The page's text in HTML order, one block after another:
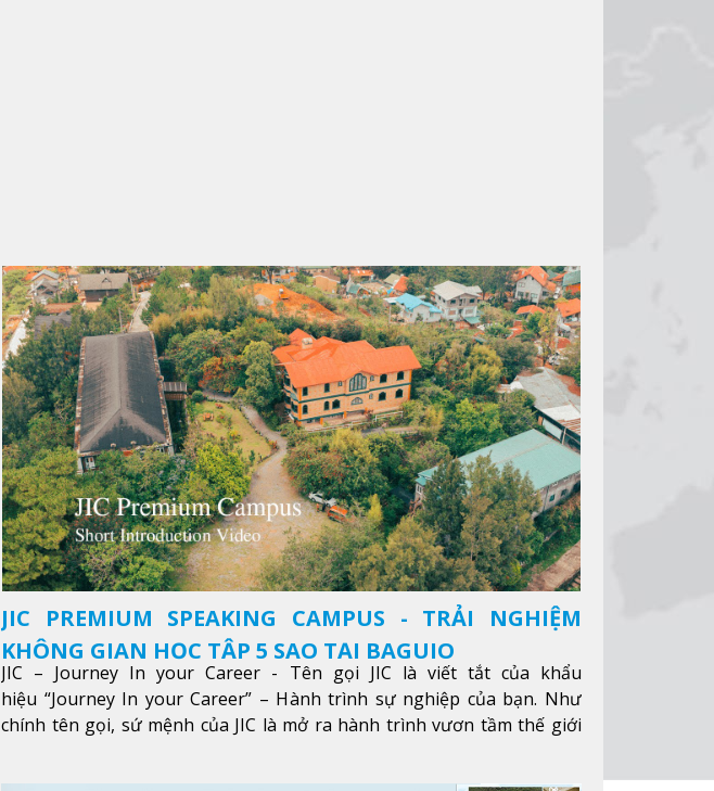
JIC PREMIUM SPEAKING CAMPUS - TRẢI NGHIỆM
KHÔNG GIAN HỌC TẬP 5 SAO TẠI BAGUIO
JIC – Journey In your Career - Tên gọi JIC là viết tắt của khẩu
hiệu “Journey In your Career” – Hành trình sự nghiệp của bạn. Như
chính tên gọi, sứ mệnh của JIC là mở ra hành trình vươn tầm thế giới